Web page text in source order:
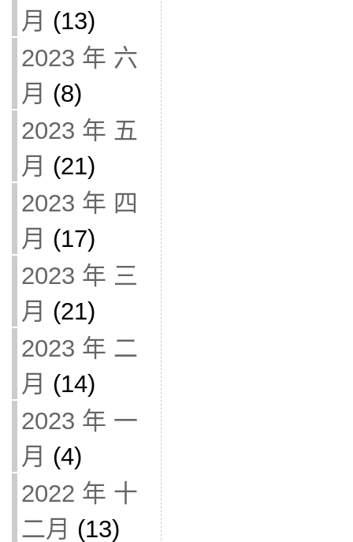
月 (13)
2023 年 六
月 (8)
2023 年 五
月 (21)
2023 年 四
月 (17)
2023 年 三
月 (21)
2023 年 二
月 (14)
2023 年 一
月 (4)
2022 年 十
二月 (13)